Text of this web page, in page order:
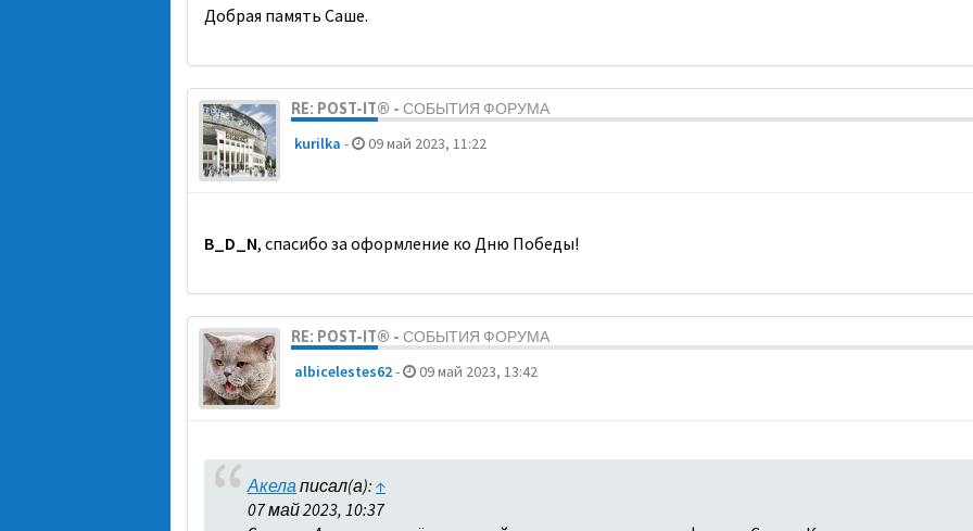
Добрая память Саше.
RE: POST-IT® - СОБЫТИЯ ФОРУМА
kurilka - 09 май 2023, 11:22
B_D_N, спасибо за оформление ко Дню Победы!
RE: POST-IT® - СОБЫТИЯ ФОРУМА
albicelestes62- 09 май 2023, 13:42
Акелаписал(а): ↑
07 май 2023, 10:37